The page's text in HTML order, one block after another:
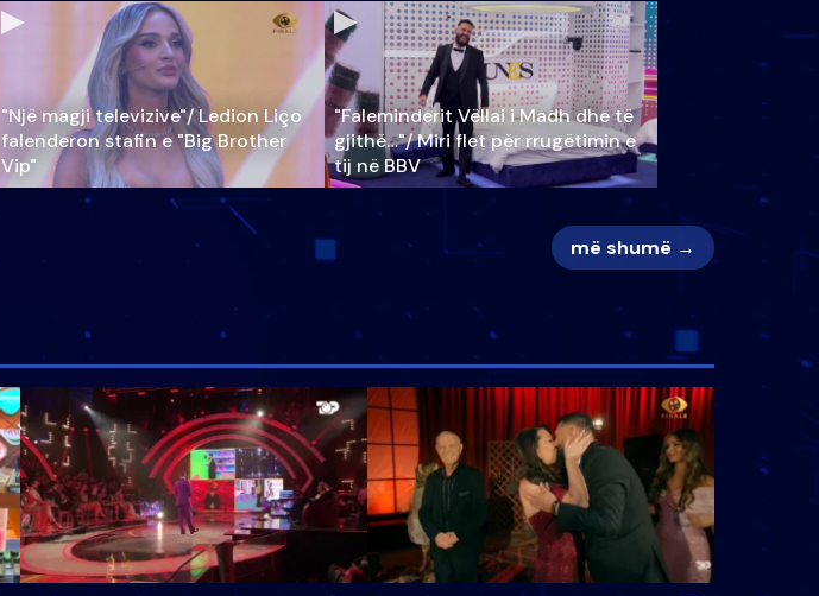
"Një magji televizive"/ Ledion Liço
falenderon stafin e "Big Brother
Vip"
"Faleminderit Vëllai i Madh dhe të
gjithë…"/ Miri flet për rrugëtimin e
tij në BBV
më shumë →